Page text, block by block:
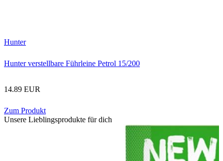
Hunter
Hunter verstellbare Führleine Petrol 15/200
14.89 EUR
Zum Produkt
Unsere Lieblingsprodukte für dich